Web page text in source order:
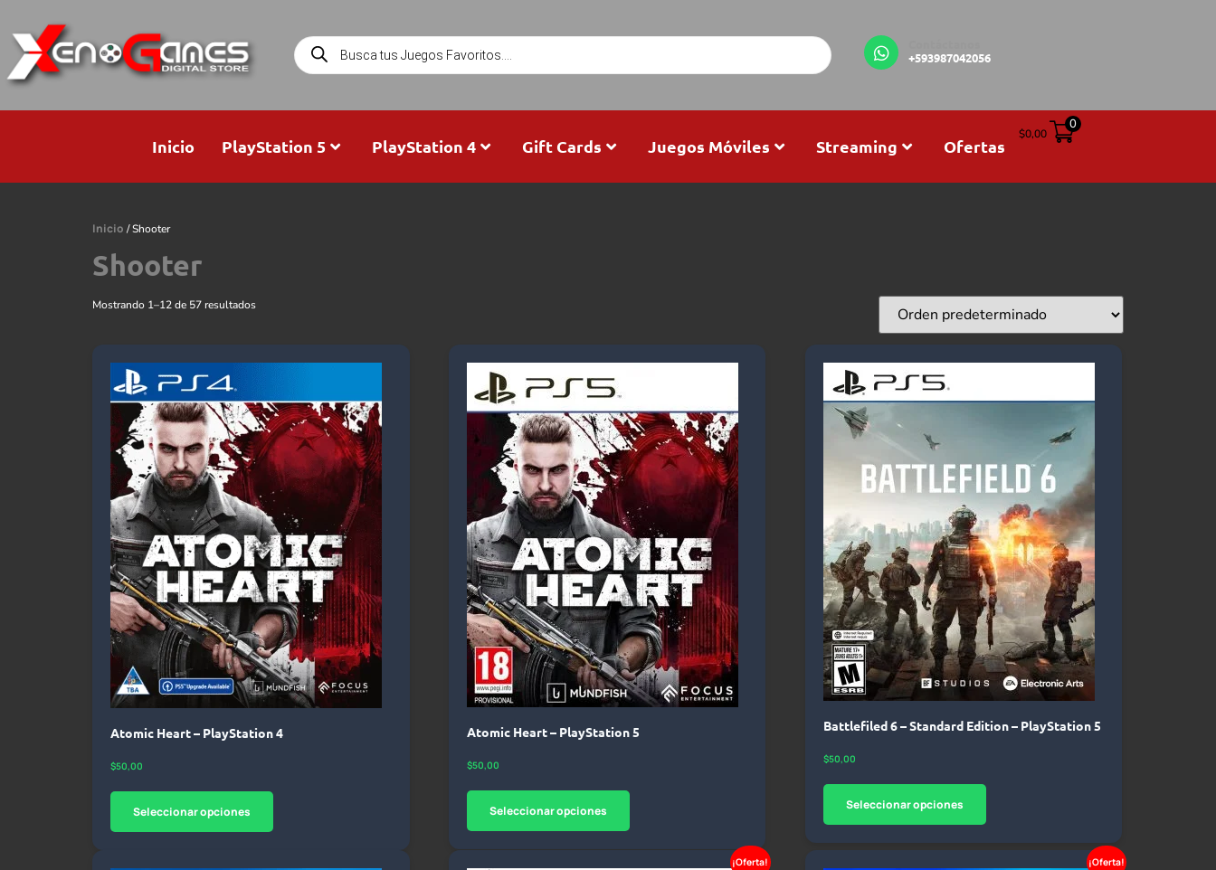
+593987042056
Inicio PlayStation 5 PlayStation 4 Gift Cards Juegos Móviles Streaming Ofertas
$0,00
0
Inicio / Shooter
Shooter
Mostrando 1–12 de 57 resultados
Atomic Heart – PlayStation 4
$50,00
Seleccionar opciones
Atomic Heart – PlayStation 5
$50,00
Seleccionar opciones
Battlefiled 6 – Standard Edition – PlayStation 5
$50,00
Seleccionar opciones
¡Oferta! ¡Oferta!